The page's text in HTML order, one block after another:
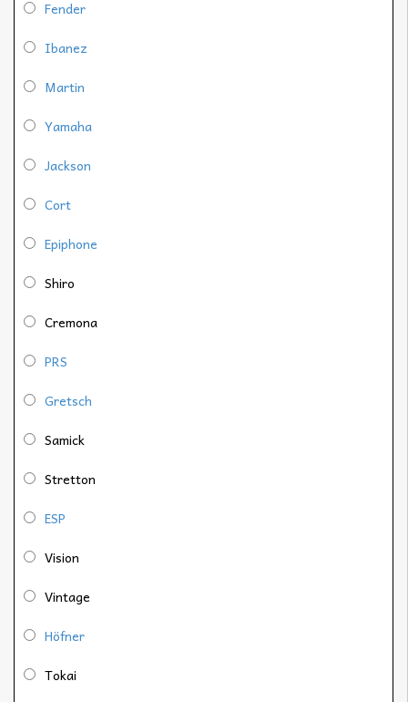
Fender
Ibanez
Martin
Yamaha
Jackson
Cort
Epiphone
Shiro
Cremona
PRS
Gretsch
Samick
Stretton
ESP
Vision
Vintage
Höfner
Tokai